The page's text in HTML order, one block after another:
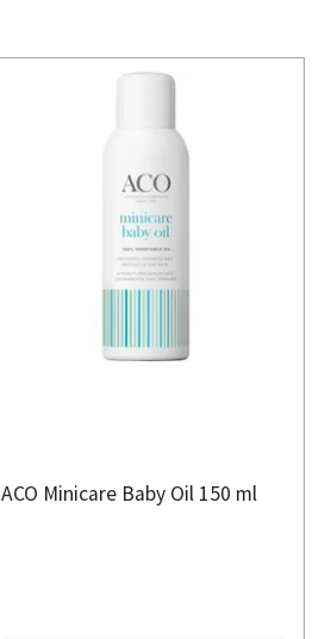
ACO Minicare Baby Oil 150 ml